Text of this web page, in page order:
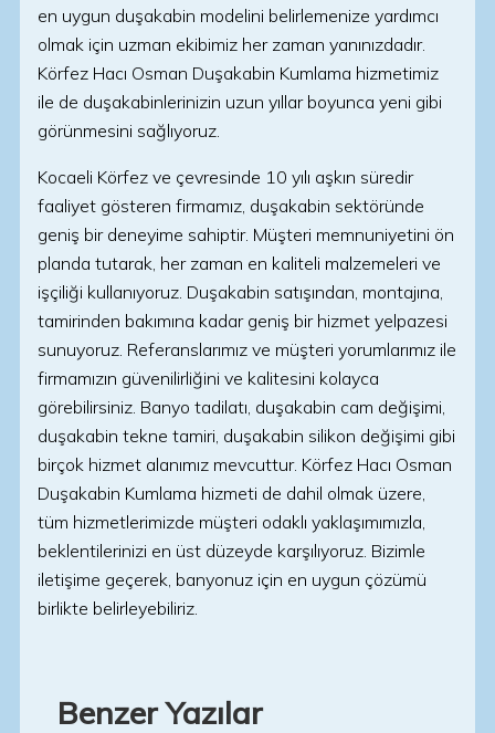
en uygun duşakabin modelini belirlemenize yardımcı
olmak için uzman ekibimiz her zaman yanınızdadır.
Körfez Hacı Osman Duşakabin Kumlama hizmetimiz
ile de duşakabinlerinizin uzun yıllar boyunca yeni gibi
görünmesini sağlıyoruz.
Kocaeli Körfez ve çevresinde 10 yılı aşkın süredir
faaliyet gösteren firmamız, duşakabin sektöründe
geniş bir deneyime sahiptir. Müşteri memnuniyetini ön
planda tutarak, her zaman en kaliteli malzemeleri ve
işçiliği kullanıyoruz. Duşakabin satışından, montajına,
tamirinden bakımına kadar geniş bir hizmet yelpazesi
sunuyoruz. Referanslarımız ve müşteri yorumlarımız ile
firmamızın güvenilirliğini ve kalitesini kolayca
görebilirsiniz. Banyo tadilatı, duşakabin cam değişimi,
duşakabin tekne tamiri, duşakabin silikon değişimi gibi
birçok hizmet alanımız mevcuttur. Körfez Hacı Osman
Duşakabin Kumlama hizmeti de dahil olmak üzere,
tüm hizmetlerimizde müşteri odaklı yaklaşımımızla,
beklentilerinizi en üst düzeyde karşılıyoruz. Bizimle
iletişime geçerek, banyonuz için en uygun çözümü
birlikte belirleyebiliriz.
Benzer Yazılar